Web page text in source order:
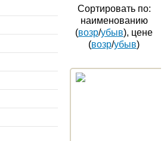
Сортировать по:
наименованию
(возр/убыв), цене
(возр/убыв)